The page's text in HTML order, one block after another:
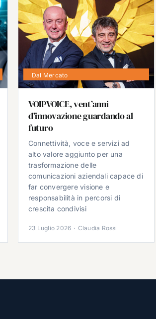
Dal Mercato
VOIPVOICE, vent’anni
d’innovazione guardando al
futuro
Connettività, voce e servizi ad
alto valore aggiunto per una
trasformazione delle
comunicazioni aziendali capace di
far convergere visione e
responsabilità in percorsi di
crescita condivisi
23 Luglio 2026 · Claudia Rossi